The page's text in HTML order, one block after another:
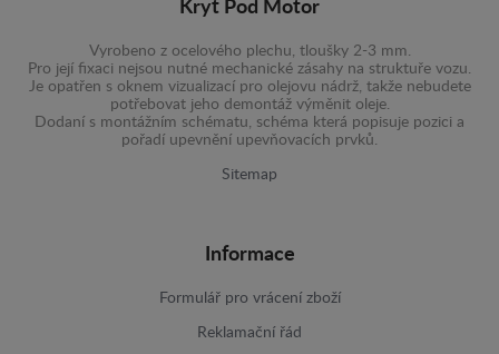
Kryt Pod Motor
Vyrobeno z ocelového plechu, tloušky 2-3 mm.
Pro její fixaci nejsou nutné mechanické zásahy na struktuře vozu.
Je opatřen s oknem vizualizací pro olejovu nádrž, takže nebudete
potřebovat jeho demontáž výměnit oleje.
Dodaní s montážním schématu, schéma která popisuje pozici a
pořadí upevnění upevňovacích prvků.
Sitemap
Informace
Formulář pro vrácení zboží
Reklamační řád